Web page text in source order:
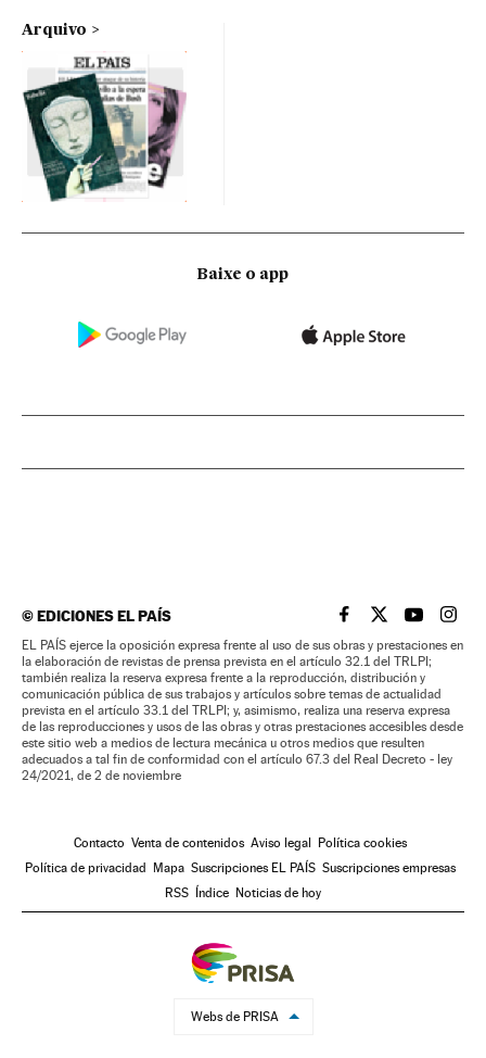
Arquivo
Baixe o app
©EDICIONES EL PAÍS EL PAÍS BRASIL EN
EL PAÍSEL PAÍS
EL
EL PAÍS ejerce la oposición expresa frente al uso de sus obras y prestaciones en
la elaboración de revistas de prensa prevista en el artículo 32.1 del TRLPI;
también realiza la reserva expresa frente a la reproducción, distribución y
comunicación pública de sus trabajos y artículos sobre temas de actualidad
prevista en el artículo 33.1 del TRLPI; y, asimismo, realiza una reserva expresa
de las reproducciones y usos de las obras y otras prestaciones accesibles desde
este sitio web a medios de lectura mecánica u otros medios que resulten
adecuados a tal fin de conformidad con el artículo 67.3 del Real Decreto - ley
24/2021, de 2 de noviembre
Contacto Venta de contenidos Aviso legal Política cookies
Política de privacidad Mapa Suscripciones EL PAÍS Suscripciones empresas
RSS Índice Noticias de hoy
Webs de PRISA